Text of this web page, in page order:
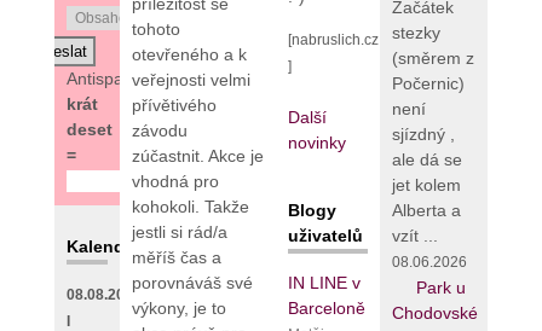
Antispam:7
krát
deset
=
Kalendář
08.08.2026
příležitost se
tohoto
otevřeného a k
veřejnosti velmi
přívětivého
závodu
zúčastnit. Akce je
vhodná pro
kohokoli. Takže
jestli si rád/a
měříš čas a
porovnáváš své
výkony, je to
[nabruslich.cz
]
Další
novinky
Blogy
uživatelů
IN LINE v
Barceloně
Začátek
stezky
(směrem z
Počernic)
není
sjízdný ,
ale dá se
jet kolem
Alberta a
vzít ...
08.06.2026
Park u
Chodovské